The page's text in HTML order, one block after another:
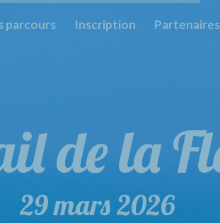
parcours Inscription Partenaires
de la
29 mars 2026
Trail de
29